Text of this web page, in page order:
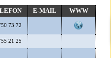
E-MAIL
WWW
73 72
21 25